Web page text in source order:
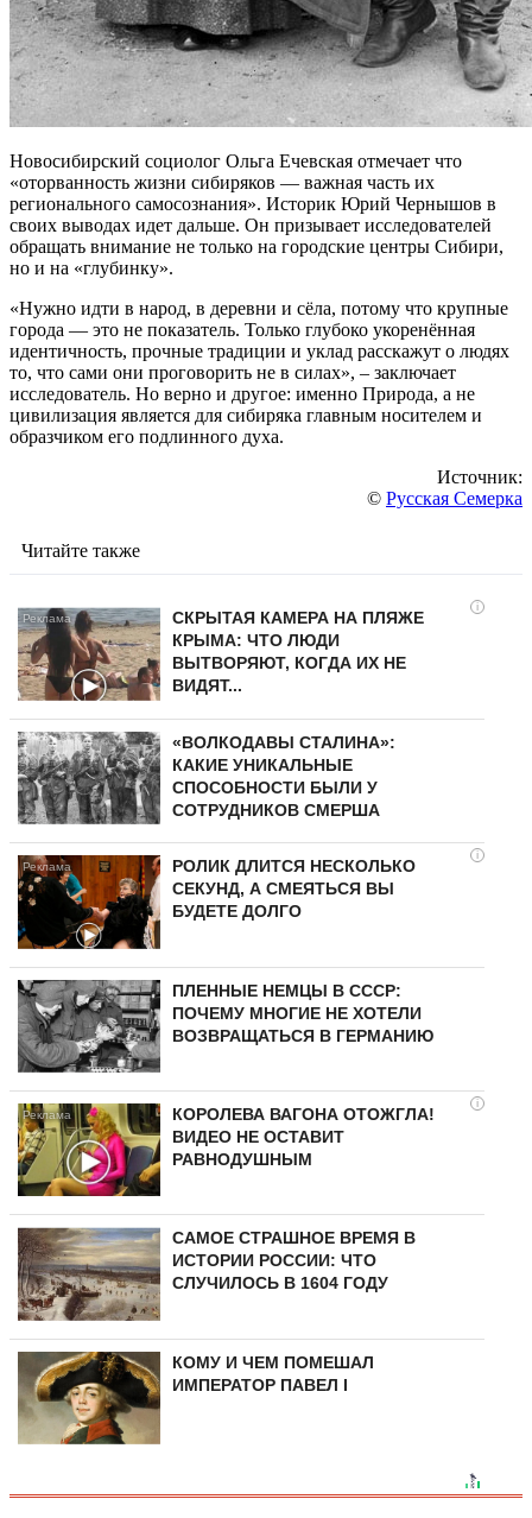
Новосибирский социолог Ольга Ечевская отмечает что
«оторванность жизни сибиряков — важная часть их
регионального самосознания». Историк Юрий Чернышов в
своих выводах идет дальше. Он призывает исследователей
обращать внимание не только на городские центры Сибири,
но и на «глубинку».
«Нужно идти в народ, в деревни и сёла, потому что крупные
города — это не показатель. Только глубоко укоренённая
идентичность, прочные традиции и уклад расскажут о людях
то, что сами они проговорить не в силах», – заключает
исследователь. Но верно и другое: именно Природа, а не
цивилизация является для сибиряка главным носителем и
образчиком его подлинного духа.
Источник:
© Русская Семерка
Читайте также
i
СКРЫТАЯ КАМЕРА НА ПЛЯЖЕ
КРЫМА: ЧТО ЛЮДИ
ВЫТВОРЯЮТ, КОГДА ИХ НЕ
ВИДЯТ...
«ВОЛКОДАВЫ СТАЛИНА»:
КАКИЕ УНИКАЛЬНЫЕ
СПОСОБНОСТИ БЫЛИ У
СОТРУДНИКОВ СМЕРША
i
РОЛИК ДЛИТСЯ НЕСКОЛЬКО
СЕКУНД, А СМЕЯТЬСЯ ВЫ
БУДЕТЕ ДОЛГО
ПЛЕННЫЕ НЕМЦЫ В СССР:
ПОЧЕМУ МНОГИЕ НЕ ХОТЕЛИ
ВОЗВРАЩАТЬСЯ В ГЕРМАНИЮ
i
КОРОЛЕВА ВАГОНА ОТОЖГЛА!
ВИДЕО НЕ ОСТАВИТ
РАВНОДУШНЫМ
САМОЕ СТРАШНОЕ ВРЕМЯ В
ИСТОРИИ РОССИИ: ЧТО
СЛУЧИЛОСЬ В 1604 ГОДУ
КОМУ И ЧЕМ ПОМЕШАЛ
ИМПЕРАТОР ПАВЕЛ I